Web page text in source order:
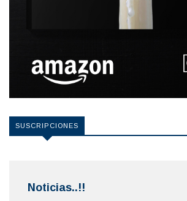
SUSCRIPCIONES
Noticias..!!